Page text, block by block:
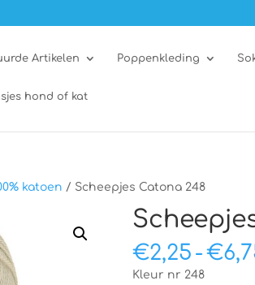
Artikelen Poppenkleding
hond of kat
katoen / Scheepjes Catona 248
€2,25 -€
Kleur nr 248